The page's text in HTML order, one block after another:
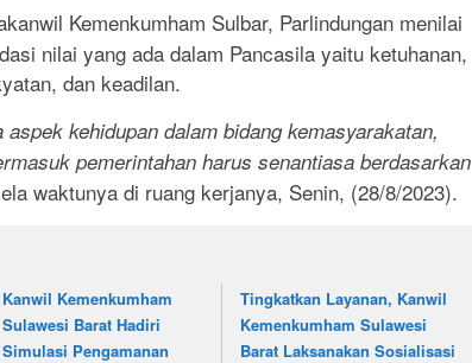
Kemenkumham Sulbar, Parlindungan menilai
nilai yang ada dalam Pancasila yaitu ketuhanan,
dan keadilan.
kehidupan dalam bidang kemasyarakatan,
pemerintahan harus senantiasa berdasarkan
waktunya di ruang kerjanya, Senin, (28/8/2023).
Kanwil Kemenkumham
Sulawesi Barat Hadiri
Simulasi Pengamanan
Tingkatkan Layanan, Kanwil
Kemenkumham Sulawesi
Barat Laksanakan Sosialisasi